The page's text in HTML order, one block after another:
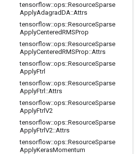
tensorflow::ops::ResourceSparse
ApplyAdagradDA::Attrs
tensorflow::ops::ResourceSparse
ApplyCenteredRMSProp
tensorflow::ops::ResourceSparse
ApplyCenteredRMSProp::Attrs
tensorflow::ops::ResourceSparse
ApplyFtrl
tensorflow::ops::ResourceSparse
ApplyFtrl ::Attrs
tensorflow::ops::ResourceSparse
ApplyFtrlV2
tensorflow::ops::ResourceSparse
ApplyFtrlV2::Attrs
tensorflow::ops::ResourceSparse
ApplyKerasMomentum